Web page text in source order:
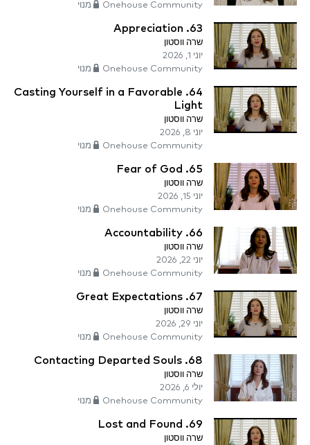
Onehouse Community מנוי
63. Appreciation
שרה ווסטון
יוני 1, 2026
Onehouse Community מנוי
64. Casting Yourself in a Favorable
Light
שרה ווסטון
יוני 8, 2026
Onehouse Community מנוי
65. Fear of God
שרה ווסטון
יוני 15, 2026
Onehouse Community מנוי
66. Accountability
שרה ווסטון
יוני 22, 2026
Onehouse Community מנוי
67. Great Expectations
שרה ווסטון
יוני 29, 2026
Onehouse Community מנוי
68. Contacting Departed Souls
שרה ווסטון
יולי 6, 2026
Onehouse Community מנוי
69. Lost and Found
שרה ווסטון